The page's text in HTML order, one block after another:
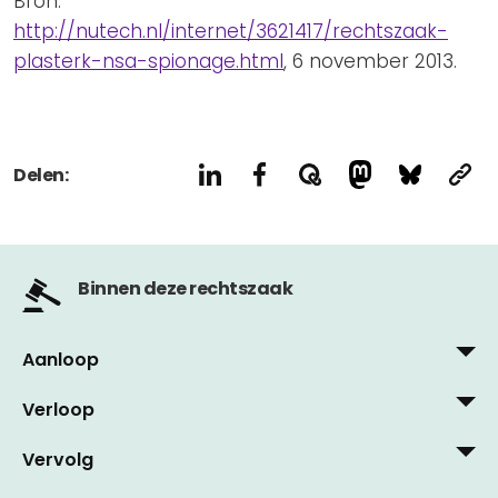
http://nutech.nl/internet/3621417/rechtszaak-
plasterk-nsa-spionage.html, 6 november 2013.
Delen:
Binnen deze rechtszaak
Aanloop
13 mei, 2014
Radio 1 (NOS), 13 mei 2014: interview met Privacy
Verloop
14 maart, 2017
Vervolg